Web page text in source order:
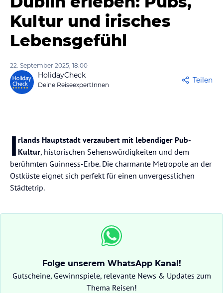
Kultur und irisches
Lebensgefühl
22. September 2025, 18:00
HolidayCheck
Deine ReiseexpertInnen
Teilen
I rlands Hauptstadt verzaubert mit lebendiger Pub-
Kultur, historischen Sehenswürdigkeiten und dem
berühmten Guinness-Erbe. Die charmante Metropole an der
Ostküste eignet sich perfekt für einen unvergesslichen
Städtetrip.
Folge unserem WhatsApp Kanal!
Gutscheine, Gewinnspiele, relevante News & Updates zum
Thema Reisen!